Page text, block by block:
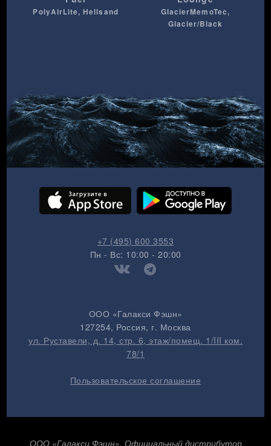
PolyAirLite, Hellsand
GlacierMemoTec,
Glacier/Black
+7 (495) 600 3553
Пн - Вс: 10:00 - 20:00
ООО «Галакси Фэшн»
127254, Россия, г. Москва
ул. Руставели, д. 14, стр. 6, этаж/помещ. 1/III ком.
78/1
Пользовательское соглашение
ООО «Галакси Фэшн», Официальный дистрибутор